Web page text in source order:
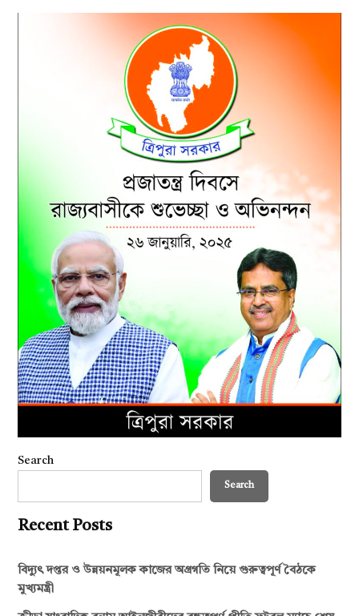
Search
Search
Recent Posts
বিদ্যুৎ দপ্তর ও উন্নয়নমূলক কাজের অগ্রগতি নিয়ে গুরুত্বপূর্ণ বৈঠকে
মুখ্যমন্ত্রী